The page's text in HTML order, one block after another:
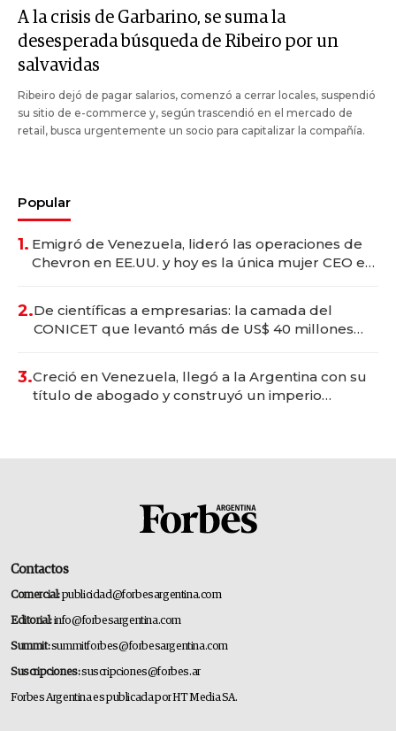
A la crisis de Garbarino, se suma la
desesperada búsqueda de Ribeiro por un
salvavidas
Ribeiro dejó de pagar salarios, comenzó a cerrar locales, suspendió
su sitio de e-commerce y, según trascendió en el mercado de
retail, busca urgentemente un socio para capitalizar la compañía.
Popular
1. Emigró de Venezuela, lideró las operaciones de
Chevron en EE.UU. y hoy es la única mujer CEO en
2.De científicas a empresarias: la camada del
CONICET que levantó más de US$ 40 millones
3.Creció en Venezuela, llegó a la Argentina con su
título de abogado y construyó un imperio
Contactos
Comercial:publicidad@forbesargentina.com
Editorial:info@forbesargentina.com
Summit:summitforbes@forbesargentina.com
Suscripciones:suscripciones@forbes.ar
Forbes Argentina es publicada por HT Media SA.